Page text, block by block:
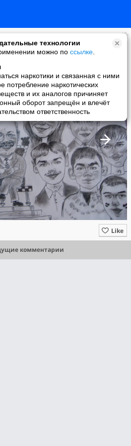
технологии
можно по ссылке
наркотики и связанная с ними
потребление наркотических
и их аналогов причиняет
оборот запрещён и влечёт
ответственность
Like
комментарии